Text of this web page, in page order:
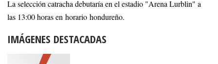
La selección catracha debutaría en el estadio "Arena Lurblin" a
las 13:00 horas en horario hondureño.
IMÁGENES DESTACADAS